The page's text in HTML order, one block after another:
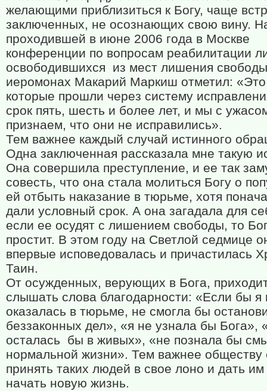
желающими приблизиться к Богу, чаще
заключенных, не осознающих свою вину.
проходившей в июне 2006 года в Москве
конференции по вопросам реабилитации
освободившихся
из мест лишения
иеромонах Макарий Маркиш отметил:
которые прошли через систему
срок пять, шесть и более лет, и мы с
признаем, что они не исправились».
Тем важнее каждый случай истинного
Одна заключенная рассказала мне такую
Она совершила преступление, и ее так
совесть, что она стала молиться Богу о
ей отбыть наказание в тюрьме, хотя
дали условный срок. А она загадала для
если ее осудят с лишением свободы, то
простит. В этом году на Светлой седмице
впервые исповедовалась и причастилась
Таин.
От осужденных, верующих в Бога,
слышать слова благодарности: «Если бы я
оказалась в тюрьме, не смогла бы
беззаконных дел», «я не узнала бы Бога»,
осталась
бы в живых», «не познала бы
нормальной жизни». Тем важнее обществу
принять таких людей в свое лоно и дать
начать новую жизнь.